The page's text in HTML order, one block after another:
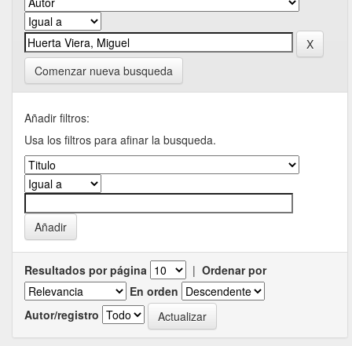
Comenzar nueva busqueda
Añadir filtros:
Usa los filtros para afinar la busqueda.
Resultados por página | Ordenar por
En orden
Autor/registro